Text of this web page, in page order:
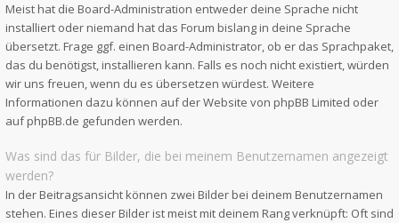
Meist hat die Board-Administration entweder deine Sprache nicht
installiert oder niemand hat das Forum bislang in deine Sprache
übersetzt. Frage ggf. einen Board-Administrator, ob er das Sprachpaket,
das du benötigst, installieren kann. Falls es noch nicht existiert, würden
wir uns freuen, wenn du es übersetzen würdest. Weitere
Informationen dazu können auf der Website von phpBB Limited oder
aufphpBB.de gefunden werden.
Was sind das für Bilder, die bei meinem Benutzernamen angezeigt
werden?
In der Beitragsansicht können zwei Bilder bei deinem Benutzernamen
stehen. Eines dieser Bilder ist meist mit deinem Rang verknüpft: Oft sind